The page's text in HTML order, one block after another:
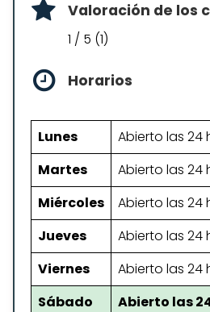
Valoración de los
1 / 5 (1)
Horarios
Lunes
Abierto las 24
Martes
Abierto las 24
Miércoles
Abierto las 24
Jueves
Abierto las 24
Viernes
Abierto las 24
Sábado
Abierto las